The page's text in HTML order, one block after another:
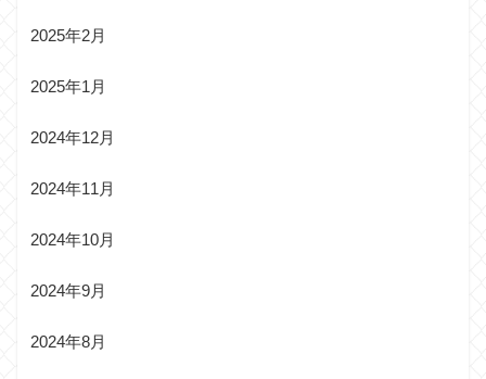
2025年2月
2025年1月
2024年12月
2024年11月
2024年10月
2024年9月
2024年8月